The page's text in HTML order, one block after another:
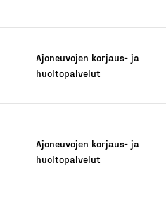
Ajoneuvojen korjaus- ja
huoltopalvelut
Ajoneuvojen korjaus- ja
huoltopalvelut